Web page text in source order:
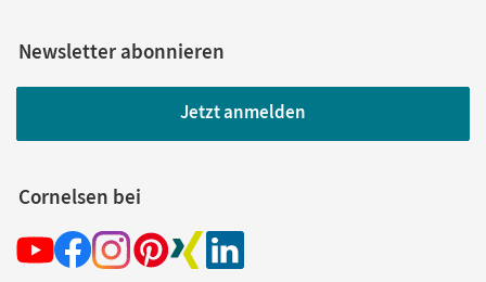
Newsletter abonnieren
Jetzt anmelden
Cornelsen bei